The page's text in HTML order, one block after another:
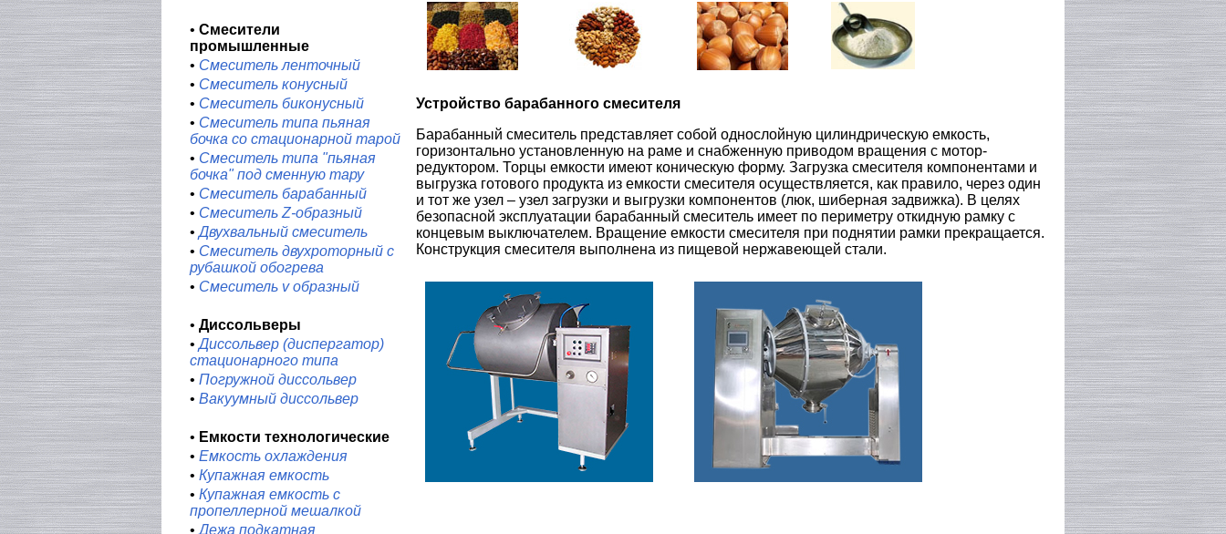
• Смесители
промышленные
• Смеситель ленточный
• Смеситель конусный
• Смеситель биконусный
• Смеситель типа пьяная
бочка со стационарной тарой
• Смеситель типа "пьяная
бочка" под сменную тару
• Смеситель барабанный
• Смеситель Z-образный
•Двухвальный смеситель
• Смеситель двухроторный с
рубашкой обогрева
• Смеситель v образный
• Диссольверы
•Диссольвер (диспергатор)
стационарного типа
• Погружной диссольвер
• Вакуумный диссольвер
• Емкости технологические
• Емкость охлаждения
• Купажная емкость
• Купажная емкость с
пропеллерной мешалкой
•Дежа подкатная
Устройство барабанного смесителя
Барабанный смеситель представляет собой однослойную цилиндрическую емкость,
горизонтально установленную на раме и снабженную приводом вращения с мотор-
редуктором. Торцы емкости имеют коническую форму. Загрузка смесителя компонентами и
выгрузка готового продукта из емкости смесителя осуществляется, как правило, через один
и тот же узел – узел загрузки и выгрузки компонентов (люк, шиберная задвижка). В целях
безопасной эксплуатации барабанный смеситель имеет по периметру откидную рамку с
концевым выключателем. Вращение емкости смесителя при поднятии рамки прекращается.
Конструкция смесителя выполнена из пищевой нержавеющей стали.